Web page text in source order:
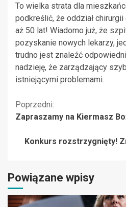
To wielka strata dla
podkreślić, że oddział
aż 50 lat! Wiadomo już, że
pozyskanie nowych lekarzy,
trudno jest znaleźć
nadzieję, że zarządzający
istniejącymi problemami.
Kontynuuj
Poprzedni:
Zapraszamy na Kiermasz
Konkurs rozstrzygnięty!
Powiązane wpisy